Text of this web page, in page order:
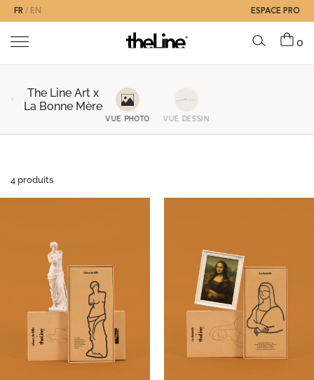
FR EN ESPACE PRO
0
The Line Art x
La Bonne Mère
VUE PHOTO VUE DESSIN
4 produits